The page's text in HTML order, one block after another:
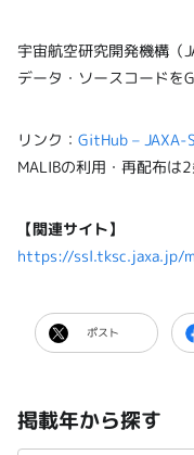
宇宙航空研究開発機構（
データ・ソースコードを
リンク： GitHub – JAXA-
MALIBの利用・再配布は
【関連サイト】
https://ssl.tksc.jaxa.jp/
ポスト
掲載年から探す